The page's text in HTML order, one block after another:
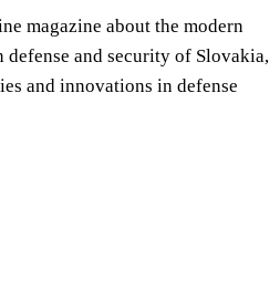
magazine about the modern
and security of Slovakia,
and innovations in defense